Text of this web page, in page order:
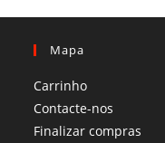
Mapa
Carrinho
Contacte-nos
Finalizar compras